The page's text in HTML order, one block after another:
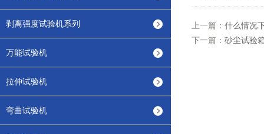
剥离强度试验机系列
万能试验机
拉伸试验机
弯曲试验机
上一篇： 什么情况
下一篇： 砂尘试验